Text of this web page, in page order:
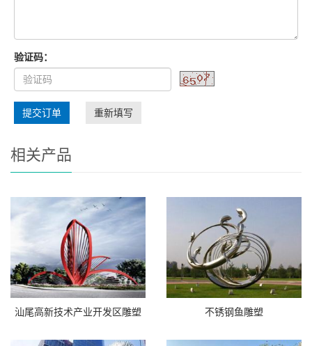
验证码：
提交订单 重新填写
相关产品
汕尾高新技术产业开发区雕塑 不锈钢鱼雕塑